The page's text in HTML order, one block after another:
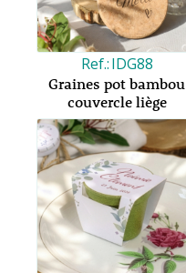
IDG88
Graines pot bambou
couvercle liège